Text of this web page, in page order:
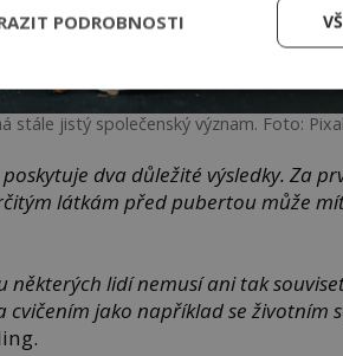
stále jistý společenský význam. Foto:
dva důležité výsledky. Za
látkám před pubertou může
některých lidí nemusí ani tak
cvičením jako například se životním
PODROBNOSTI